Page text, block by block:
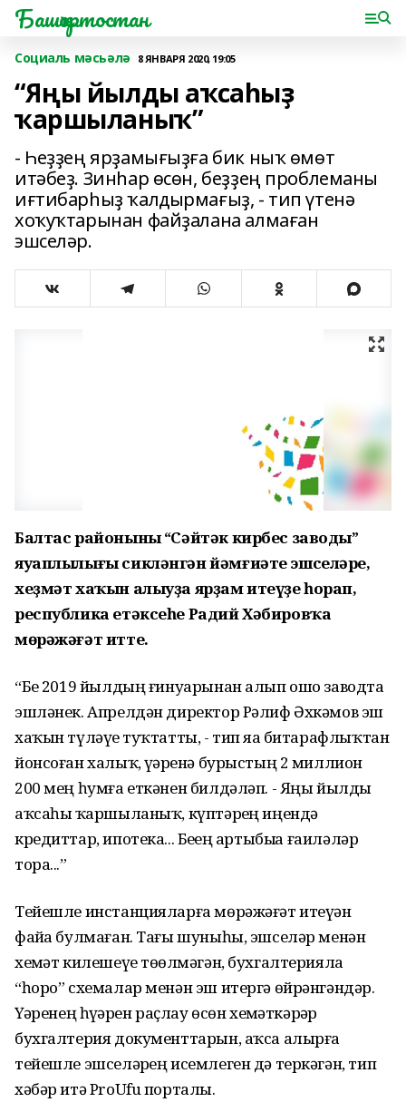
Башҡортостан
Социаль мәсьәлә 8 ЯНВАРЯ 2020, 19:05
“Яңы йылды аҡсаһыҙ
ҡаршыланыҡ”
- Һеҙҙең ярҙамығыҙға бик ныҡ өмөт
итәбеҙ. Зинһар өсөн, беҙҙең проблеманы
иғтибарһыҙ ҡалдырмағыҙ, - тип үтенә
хоҡуҡтарынан файҙалана алмаған
эшселәр.
Балтас районының “Cәйтәк кирбес заводы”
яуаплылығы сикләнгән йәмғиәте эшселәре,
хеҙмәт хаҡын алыуҙа ярҙам итеүҙе һорап,
республика етәксеһе Радий Хәбировҡа
мөрәжәғәт итте.
“Беҙ 2019 йылдың ғинуарынан алып ошо заводта
эшләнек. Апрелдән директор Рәлиф Әхкәмов эш
хаҡын түләүҙе туҡтатты, - тип яҙа битарафлыҡтан
йонсоған халыҡ, үҙҙәренә бурыстың 2 миллион
200 мең һумға еткәнен билдәләп. - Яңы йылды
аҡсаһыҙ ҡаршыланыҡ, күптәрҙең иңендә
кредиттар, ипотека... Беҙҙең артыбыҙҙа ғаиләләр
тора...”
Тейешле инстанцияларға мөрәжәғәт итеүҙән
файҙа булмаған. Тағы шуныһы, эшселәр менән
хеҙмәт килешеүе төҙөлмәгән, бухгалтерияла
“һоро” схемалар менән эш итергә өйрәнгәндәр.
Үҙҙәренең һүҙҙәрен раҫлау өсөн хеҙмәткәрҙәр
бухгалтерия документтарын, аҡса алырға
тейешле эшселәрҙең исемлеген дә теркәгән, тип
хәбәр итә ProUfu порталы.